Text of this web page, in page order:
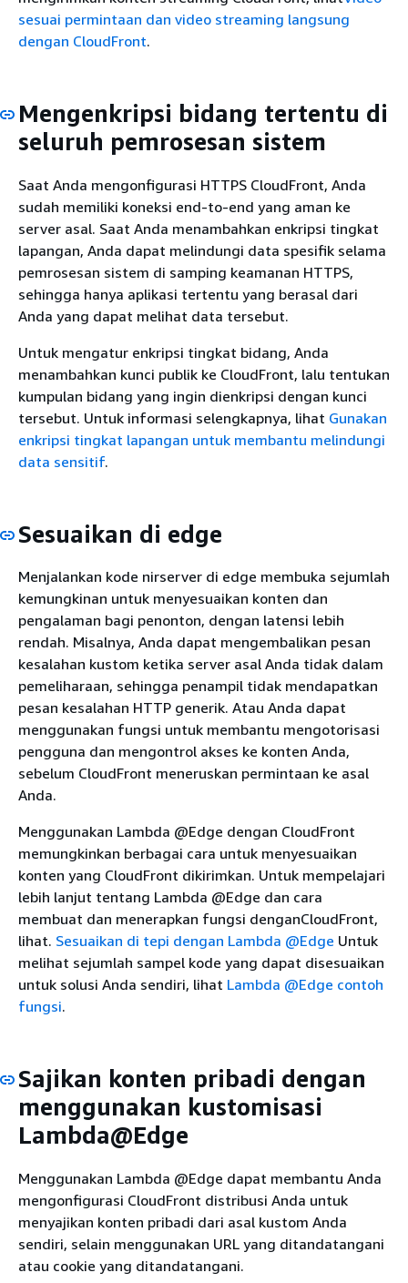
sesuai permintaan dan video streaming langsung
dengan CloudFront.
Mengenkripsi bidang tertentu di
seluruh pemrosesan sistem
Saat Anda mengonfigurasi HTTPS CloudFront, Anda
sudah memiliki koneksi end-to-end yang aman ke
server asal. Saat Anda menambahkan enkripsi tingkat
lapangan, Anda dapat melindungi data spesifik selama
pemrosesan sistem di samping keamanan HTTPS,
sehingga hanya aplikasi tertentu yang berasal dari
Anda yang dapat melihat data tersebut.
Untuk mengatur enkripsi tingkat bidang, Anda
menambahkan kunci publik ke CloudFront, lalu tentukan
kumpulan bidang yang ingin dienkripsi dengan kunci
tersebut. Untuk informasi selengkapnya, lihat Gunakan
enkripsi tingkat lapangan untuk membantu melindungi
data sensitif.
Sesuaikan di edge
Menjalankan kode nirserver di edge membuka sejumlah
kemungkinan untuk menyesuaikan konten dan
pengalaman bagi penonton, dengan latensi lebih
rendah. Misalnya, Anda dapat mengembalikan pesan
kesalahan kustom ketika server asal Anda tidak dalam
pemeliharaan, sehingga penampil tidak mendapatkan
pesan kesalahan HTTP generik. Atau Anda dapat
menggunakan fungsi untuk membantu mengotorisasi
pengguna dan mengontrol akses ke konten Anda,
sebelum CloudFront meneruskan permintaan ke asal
Anda.
Menggunakan Lambda @Edge dengan CloudFront
memungkinkan berbagai cara untuk menyesuaikan
konten yang CloudFront dikirimkan. Untuk mempelajari
lebih lanjut tentang Lambda @Edge dan cara
membuat dan menerapkan fungsi denganCloudFront,
lihat. Sesuaikan di tepi dengan Lambda @Edge Untuk
melihat sejumlah sampel kode yang dapat disesuaikan
untuk solusi Anda sendiri, lihat Lambda @Edge contoh
fungsi.
Sajikan konten pribadi dengan
menggunakan kustomisasi
Lambda@Edge
Menggunakan Lambda @Edge dapat membantu Anda
mengonfigurasi CloudFront distribusi Anda untuk
menyajikan konten pribadi dari asal kustom Anda
sendiri, selain menggunakan URL yang ditandatangani
atau cookie yang ditandatangani.